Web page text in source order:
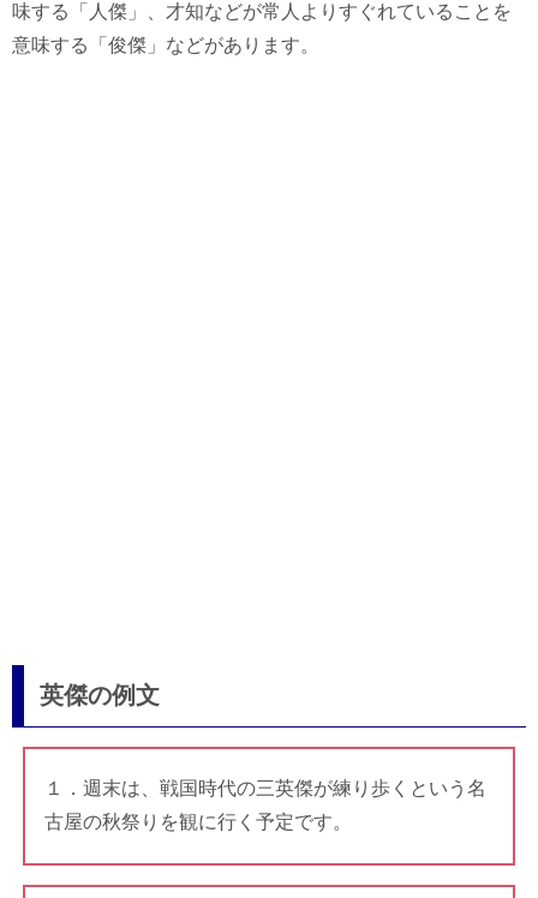
味する「人傑」、才知などが常人よりすぐれていることを
意味する「俊傑」などがあります。
英傑の例文
１．週末は、戦国時代の三英傑が練り歩くという名
古屋の秋祭りを観に行く予定です。